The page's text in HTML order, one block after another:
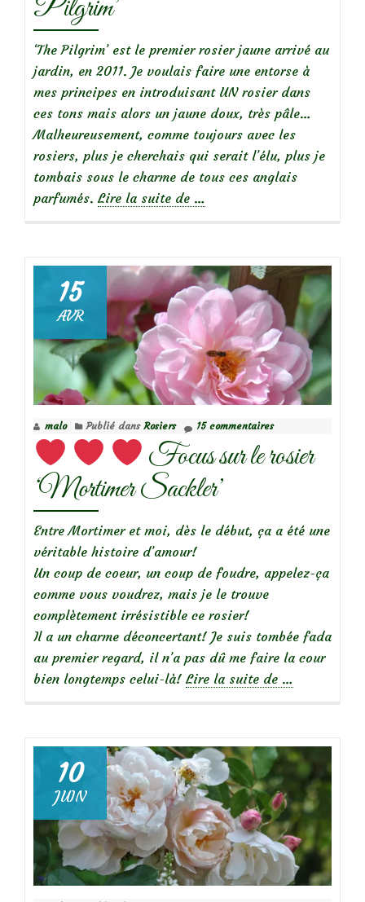
Pilgrim’
‘The Pilgrim’ est le premier rosier jaune arrivé au
jardin, en 2011. Je voulais faire une entorse à
mes principes en introduisant UN rosier dans
ces tons mais alors un jaune doux, très pâle…
Malheureusement, comme toujours avec les
rosiers, plus je cherchais qui serait l’élu, plus je
tombais sous le charme de tous ces anglais
parfumés. Lire la suite de à
Focus
sur
le
rosier
‘The
Pilgrim’
…
15
AVR
malo Publié dans Rosiers 15 commentaires
Focus sur le rosier
‘Mortimer Sackler’
Entre Mortimer et moi, dès le début, ça a été une
véritable histoire d’amour!
Un coup de coeur, un coup de foudre, appelez-ça
comme vous voudrez, mais je le trouve
complètement irrésistible ce rosier!
Il a un charme déconcertant! Je suis tombée fada
au premier regard, il n’a pas dû me faire la cour
bien longtemps celui-là! Lire la suite de à
Focus
sur
le
rosier
‘Mortimer
…
10
JUIN